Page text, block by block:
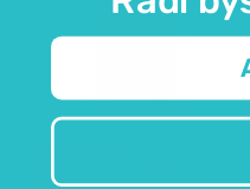
Resveratrol 125 mg